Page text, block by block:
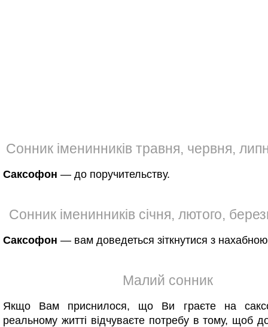
Сонник іменинників травня, червня,
Саксофон — до поручительству.
Сонник іменинників січня, лютого,
Саксофон — вам доведеться зіткнутися з
Малий сонник
Якщо Вам приснилося, що Ви граєте на
реальному житті відчуваєте потребу в тому, щоб